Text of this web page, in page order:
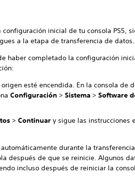
inicial de tu consola PS5,
a la etapa de transferencia de datos.
haber completado la configuración
esté encendida. En la consola de
Configuración>Sistema>Software
>Continuary sigue las instrucciones
durante la
después de que se reinicie. Algunos
incluso después de reiniciar la